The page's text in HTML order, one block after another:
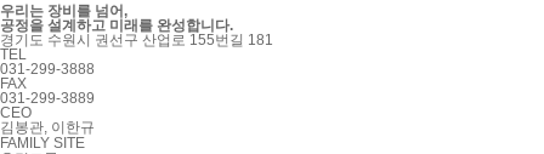
우리는 장비를 넘어,
공정을 설계하고 미래를 완성합니다.
경기도 수원시 권선구 산업로 155번길 181
TEL
031-299-3888
FAX
031-299-3889
CEO
김봉관, 이한규
FAMILY SITE